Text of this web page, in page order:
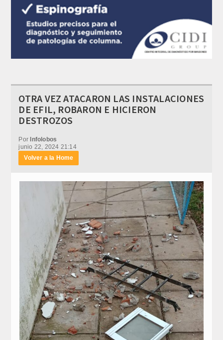
OTRA VEZ ATACARON LAS INSTALACIONES
DE EFIL, ROBARON E HICIERON
DESTROZOS
PorInfolobos
junio 22, 2024 21:14
Volver a la Home